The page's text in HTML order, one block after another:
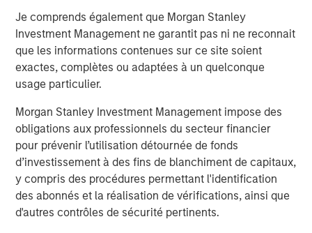
Je comprends également que Morgan Stanley
Investment Management ne garantit pas ni ne reconnait
que les informations contenues sur ce site soient
exactes, complètes ou adaptées à un quelconque
usage particulier.
Morgan Stanley Investment Management impose des
obligations aux professionnels du secteur financier
pour prévenir l’utilisation détournée de fonds
d’investissement à des fins de blanchiment de capitaux,
y compris des procédures permettant l'identification
des abonnés et la réalisation de vérifications, ainsi que
d'autres contrôles de sécurité pertinents.
My home office is chock full of investment books by
authors explaining their stock picking techniques.
I must have over 100 books on the topic dating back
to my high school days (when I sorted the mail at
the local brokerage office.)
I’ve kept them all.
Every one of them has a different opinion. “Buy
undervalued stocks,” “buy growth stocks with
moats,” or “buy solid dividend-paying companies,”
etc., etc.
But what has really worked? 4